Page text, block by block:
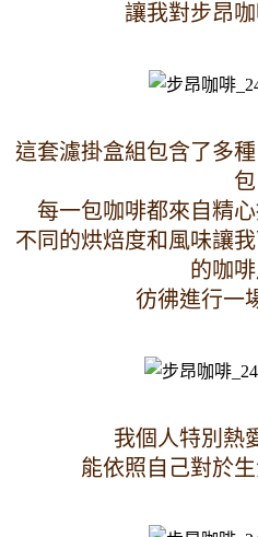
讓我對步昂
這套濾掛盒組包含了多
包
每一包咖啡都來自精
不同的烘焙度和風味讓
的咖
彷彿進行一
我個人特別熱
能依照自己對於